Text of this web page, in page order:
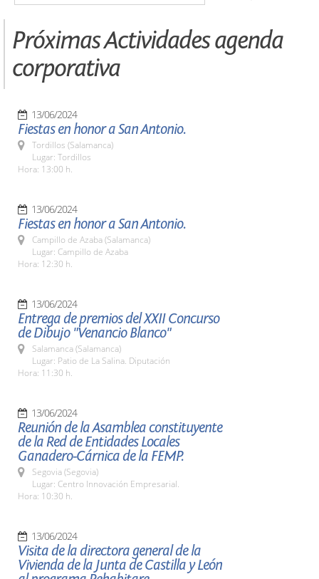
Próximas Actividades agenda
corporativa
13/06/2024
Fiestas en honor a San Antonio.
Tordillos (Salamanca)
Lugar: Tordillos
Hora: 13:00 h.
13/06/2024
Fiestas en honor a San Antonio.
Campillo de Azaba (Salamanca)
Lugar: Campillo de Azaba
Hora: 12:30 h.
13/06/2024
Entrega de premios del XXII Concurso
de Dibujo "Venancio Blanco"
Salamanca (Salamanca)
Lugar: Patio de La Salina. Diputación
Hora: 11:30 h.
13/06/2024
Reunión de la Asamblea constituyente
de la Red de Entidades Locales
Ganadero-Cárnica de la FEMP.
Segovia (Segovia)
Lugar: Centro Innovación Empresarial.
Hora: 10:30 h.
13/06/2024
Visita de la directora general de la
Vivienda de la Junta de Castilla y León